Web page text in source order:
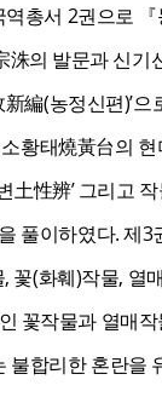
총서 2권으로 『
洙의 발문과 신기
編(농정신편)’으
황태燒黃台의 현
土性辨’ 그리고
풀이하였다. 제
꽃(화훼)작물, 열
꽃작물과 열매
불합리한 혼란을